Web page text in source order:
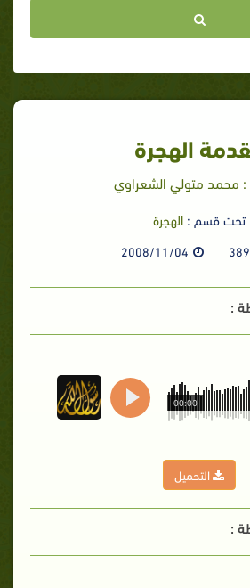
الهجرة
: محمد متولي الشعراوي
تحت قسم : الهجرة
2008/11/04
:
00:00
التحميل
: